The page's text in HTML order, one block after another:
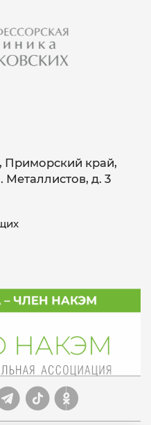
Приморский край,
Металлистов, д. 3